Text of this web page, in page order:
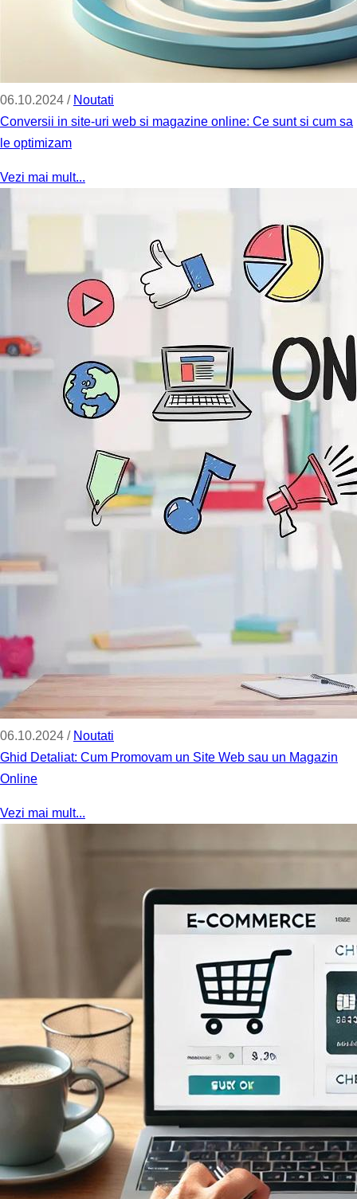
06.10.2024 / Noutati
Conversii in site-uri web si magazine online: Ce sunt si cum sa
le optimizam
Vezi mai mult...
06.10.2024 / Noutati
Ghid Detaliat: Cum Promovam un Site Web sau un Magazin
Online
Vezi mai mult...